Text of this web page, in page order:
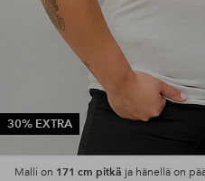
30% EXTRA
Malli on 171 cm pitkä ja hänellä on